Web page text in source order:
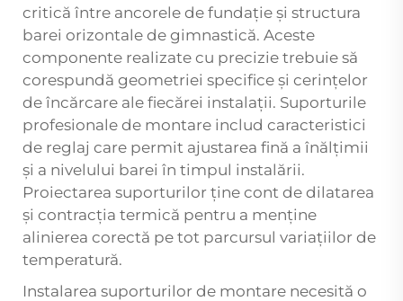
critică între ancorele de fundație și structura
barei orizontale de gimnastică. Aceste
componente realizate cu precizie trebuie să
corespundă geometriei specifice și cerințelor
de încărcare ale fiecărei instalații. Suporturile
profesionale de montare includ caracteristici
de reglaj care permit ajustarea fină a înălțimii
și a nivelului barei în timpul instalării.
Proiectarea suporturilor ține cont de dilatarea
și contracția termică pentru a menține
alinierea corectă pe tot parcursul variațiilor de
temperatură.
Instalarea suporturilor de montare necesită o